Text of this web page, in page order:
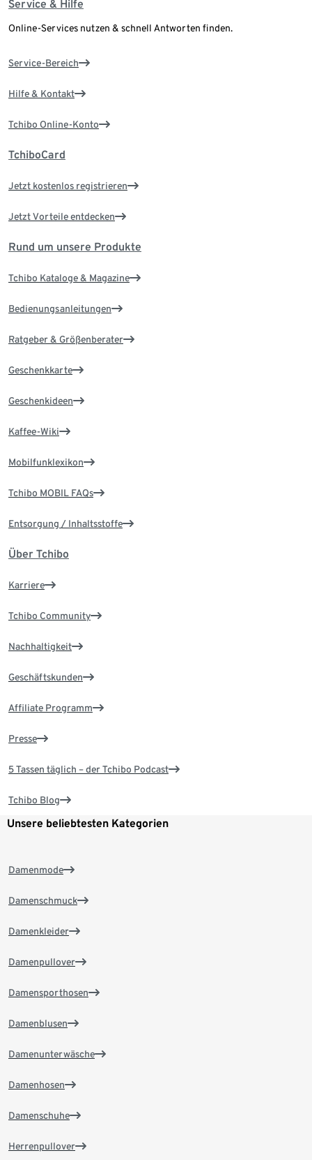
Service & Hilfe
Online-Services nutzen & schnell Antworten finden.
Service-Bereich
Hilfe & Kontakt
Tchibo Online-Konto
TchiboCard
Jetzt kostenlos registrieren
Jetzt Vorteile entdecken
Rund um unsere Produkte
Tchibo Kataloge & Magazine
Bedienungsanleitungen
Ratgeber & Größenberater
Geschenkkarte
Geschenkideen
Kaffee-Wiki
Mobilfunklexikon
Tchibo MOBIL FAQs
Entsorgung / Inhaltsstoffe
Über Tchibo
Karriere
Tchibo Community
Nachhaltigkeit
Geschäftskunden
Affiliate Programm
Presse
5 Tassen täglich – der Tchibo Podcast
Tchibo Blog
Unsere beliebtesten Kategorien
Damenmode
Damenschmuck
Damenkleider
Damenpullover
Damensporthosen
Damenblusen
Damenunterwäsche
Damenhosen
Damenschuhe
Herrenpullover